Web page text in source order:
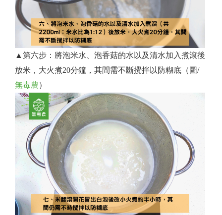
▲第六步：將泡米水、泡香菇的水以及清水加入煮滾後
放米，大火煮20分鐘，其間需不斷攪拌以防糊底（圖/
無毒農）